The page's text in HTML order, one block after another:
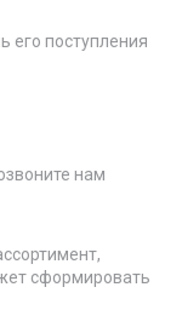
его поступления
нам
сформировать